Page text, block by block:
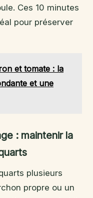
Ces 10 minutes
pour préserver
et tomate : la
et une
: maintenir la
plusieurs
propre ou un